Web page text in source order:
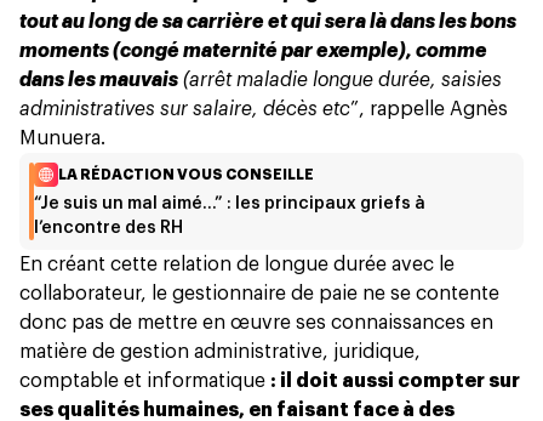
tout au long de sa carrière et qui sera là dans les bons
moments (congé maternité par exemple), comme
dans les mauvais (arrêt maladie longue durée, saisies
administratives sur salaire, décès etc”, rappelle Agnès
Munuera.
LA RÉDACTION VOUS CONSEILLE
“Je suis un mal aimé…” : les principaux griefs à
l’encontre des RH
En créant cette relation de longue durée avec le
collaborateur, le gestionnaire de paie ne se contente
donc pas de mettre en œuvre ses connaissances en
matière de gestion administrative, juridique,
comptable et informatique : il doit aussi compter sur
ses qualités humaines, en faisant face à des